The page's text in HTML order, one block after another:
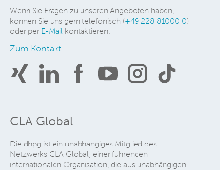
Wenn Sie Fragen zu unseren Angeboten haben,
können Sie uns gern telefonisch (+49 228 81000 0)
oder per E-Mail kontaktieren.
Zum Kontakt
CLA Global
Die dhpg ist ein unabhängiges Mitglied des
Netzwerks CLA Global, einer führenden
internationalen Organisation, die aus unabhängigen